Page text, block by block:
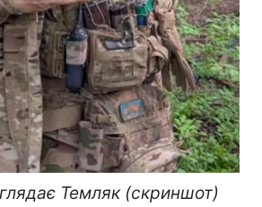
Темляк (скриншот)